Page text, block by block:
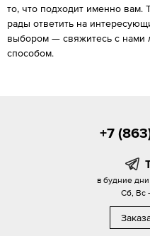
то, что подходит именно
рады ответить на
выбором — свяжитесь с
способом.
+7
в будние
Сб, Вс